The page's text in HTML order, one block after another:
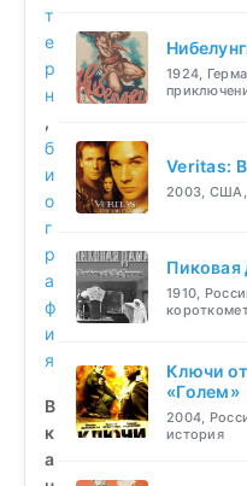
т
е
р
н
,
б
и
о
г
р
а
ф
и
я
В
к
а
1924,
Veritas:
2003, США,
Пиковая
1910,
Ключи
«Голем»
2004,
история